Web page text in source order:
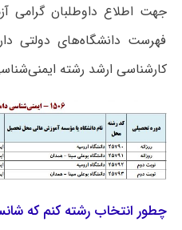
جهت اطلاع داوطلبان گرامی
فهرست دانشگاه‌های دولتی
کارشناسی ارشد رشته
چطور انتخاب رشته کنم که